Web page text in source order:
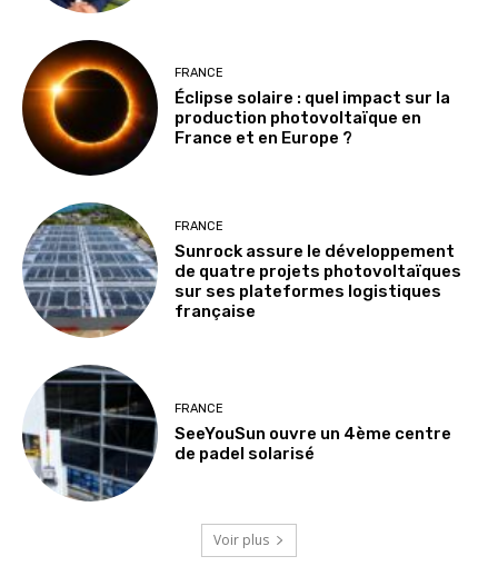
FRANCE
Éclipse solaire : quel impact sur la
production photovoltaïque en
France et en Europe ?
FRANCE
Sunrock assure le développement
de quatre projets photovoltaïques
sur ses plateformes logistiques
française
FRANCE
SeeYouSun ouvre un 4ème centre
de padel solarisé
Voir plus